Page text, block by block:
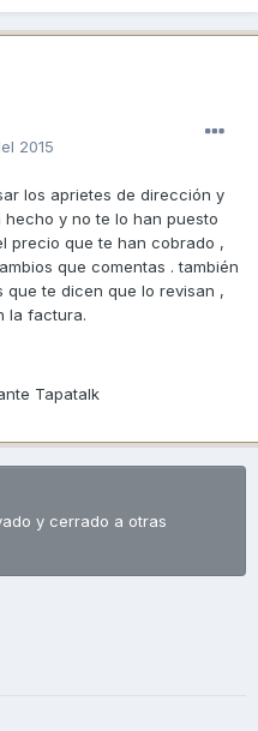
2015
los aprietes de dirección y
y no te lo han puesto
precio que te han cobrado ,
que comentas . también
que te dicen que lo revisan ,
la factura.
Tapatalk
y cerrado a otras